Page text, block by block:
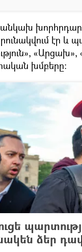
էր և
«Արցախ»,
խմբերը։​
ձեր